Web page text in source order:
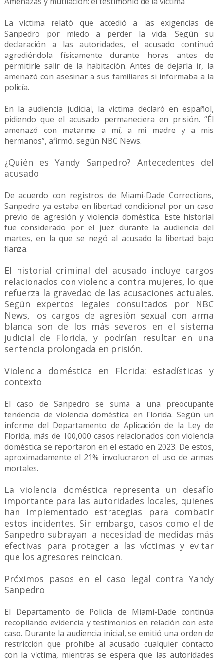
La víctima relató que accedió a las exigencias de
Sanpedro por miedo a perder la vida. Según su
declaración a las autoridades, el acusado continuó
agrediéndola físicamente durante horas antes de
permitirle salir de la habitación. Antes de dejarla ir, la
amenazó con asesinar a sus familiares si informaba a la
policía.
En la audiencia judicial, la víctima declaró en español,
pidiendo que el acusado permaneciera en prisión. “Él
amenazó con matarme a mí, a mi madre y a mis
hermanos”, afirmó, según NBC News.
¿Quién es Yandy Sanpedro? Antecedentes del
acusado
De acuerdo con registros de Miami-Dade Corrections,
Sanpedro ya estaba en libertad condicional por un caso
previo de agresión y violencia doméstica. Este historial
fue considerado por el juez durante la audiencia del
martes, en la que se negó al acusado la libertad bajo
fianza.
El historial criminal del acusado incluye cargos
relacionados con violencia contra mujeres, lo que
refuerza la gravedad de las acusaciones actuales.
Según expertos legales consultados por NBC
News, los cargos de agresión sexual con arma
blanca son de los más severos en el sistema
judicial de Florida, y podrían resultar en una
sentencia prolongada en prisión.
Violencia doméstica en Florida: estadísticas y
contexto
El caso de Sanpedro se suma a una preocupante
tendencia de violencia doméstica en Florida. Según un
informe del Departamento de Aplicación de la Ley de
Florida, más de 100,000 casos relacionados con violencia
doméstica se reportaron en el estado en 2023. De estos,
aproximadamente el 21% involucraron el uso de armas
mortales.
La violencia doméstica representa un desafío
importante para las autoridades locales, quienes
han implementado estrategias para combatir
estos incidentes. Sin embargo, casos como el de
Sanpedro subrayan la necesidad de medidas más
efectivas para proteger a las víctimas y evitar
que los agresores reincidan.
Próximos pasos en el caso legal contra Yandy
Sanpedro
El Departamento de Policía de Miami-Dade continúa
recopilando evidencia y testimonios en relación con este
caso. Durante la audiencia inicial, se emitió una orden de
restricción que prohíbe al acusado cualquier contacto
con la víctima, mientras se espera que las autoridades